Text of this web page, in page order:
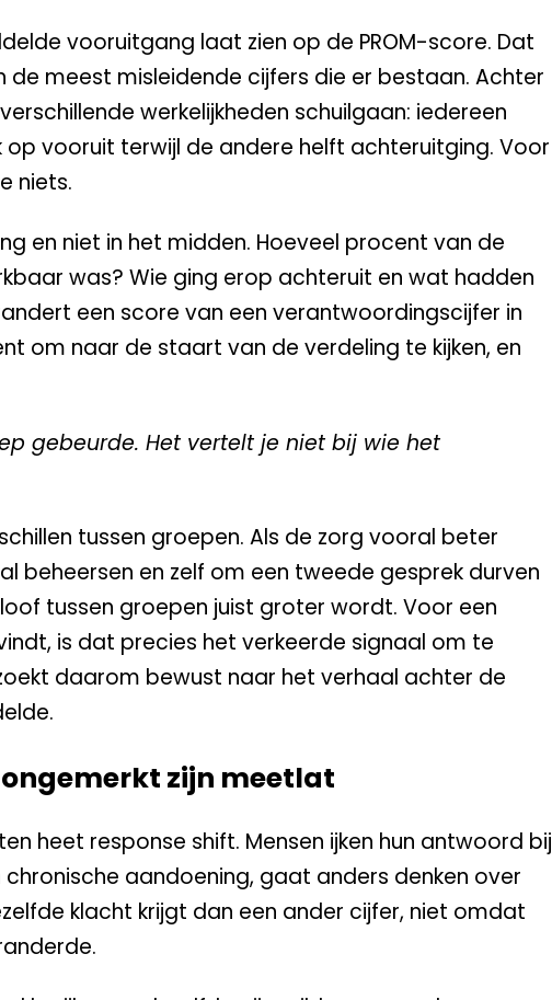
vooruitgang laat zien op de PROM-score. Dat
meest misleidende cijfers die er bestaan. Achter
werkelijkheden schuilgaan: iedereen
vooruit terwijl de andere helft achteruitging. Voor
niets.
en niet in het midden. Hoeveel procent van de
was? Wie ging erop achteruit en wat hadden
een score van een verantwoordingscijfer in
om naar de staart van de verdeling te kijken, en
gebeurde. Het vertelt je niet bij wie het
tussen groepen. Als de zorg vooral beter
beheersen en zelf om een tweede gesprek durven
tussen groepen juist groter wordt. Voor een
is dat precies het verkeerde signaal om te
daarom bewust naar het verhaal achter de
zijn meetlat
heet response shift. Mensen ijken hun antwoord bij
aandoening, gaat anders denken over
klacht krijgt dan een ander cijfer, niet omdat